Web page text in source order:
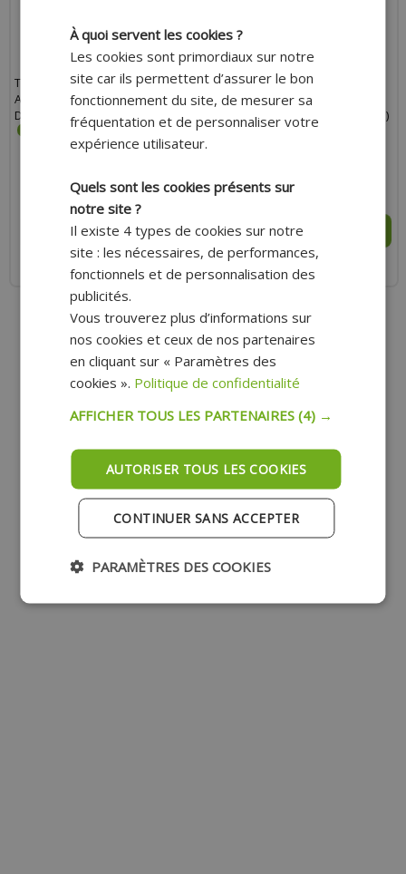
TAMPON DE PROTECTION AVOC
ALU CNC ANODISÉ ROUGE-NOIR
DIAMÈTRE 10MM
88.10 €
AJOUTER AU PANIER
Expédition Rapide
TAMPON DE PROTECTION AVOC
ALU CNC ANODISÉ ROUGE-NOIR
DIAMÈTRE 10MM (FORME RONDE)
45.60 €
AJOUTER AU PANIER
Expédition Rapide
À quoi servent les cookies ?
Les cookies sont primordiaux sur notre
site car ils permettent d’assurer le bon
fonctionnement du site, de mesurer sa
fréquentation et de personnaliser votre
expérience utilisateur.
Quels sont les cookies présents sur
notre site ?
Il existe 4 types de cookies sur notre
site : les nécessaires, de performances,
fonctionnels et de personnalisation des
publicités.
Vous trouverez plus d’informations sur
nos cookies et ceux de nos partenaires
en cliquant sur « Paramètres des
cookies ». Politique de confidentialité
AFFICHER TOUS LES PARTENAIRES(4) →
AUTORISER TOUS LES COOKIES
CONTINUER SANS ACCEPTER
PARAMÈTRES DES COOKIES